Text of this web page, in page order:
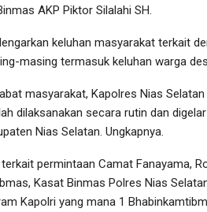
AKP Piktor Silalahi SH.
keluhan masyarakat terkait
masing termasuk keluhan warga
masyarakat, Kapolres Nias
dilaksanakan secara rutin dan
Nias Selatan. Ungkapnya.
permintaan Camat Fanayama,
Kasat Binmas Polres Nias
Kapolri yang mana 1